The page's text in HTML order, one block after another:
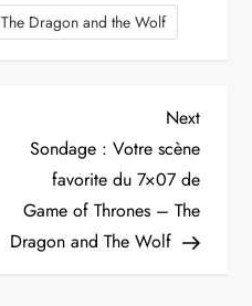
The Dragon and the Wolf
Next
Post
Next
Sondage : Votre scène
favorite du 7×07 de
Game of Thrones – The
Dragon and The Wolf